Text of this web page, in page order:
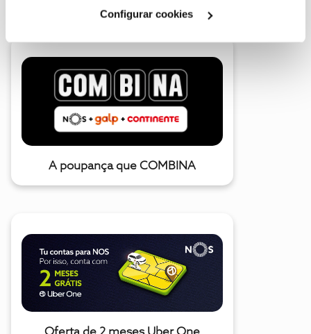
Configurar cookies
A poupança que COMBINA